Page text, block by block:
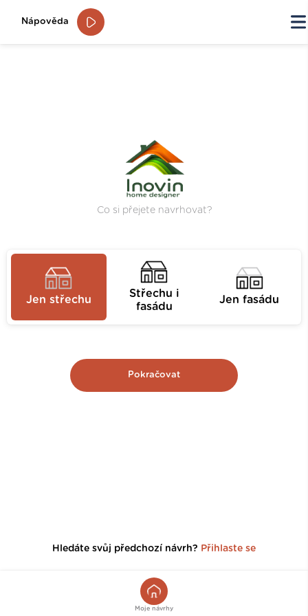
Nápověda
Co si přejete navrhovat?
Jen střechu
Střechu i
fasádu
Jen fasádu
Pokračovat
Moje návrhy
Hledáte svůj předchozí návrh? Přihlaste se